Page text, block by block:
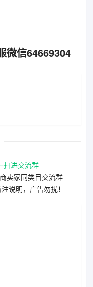
微信64669304
扫进交流群
卖家同类目交流群
说明，广告勿扰！